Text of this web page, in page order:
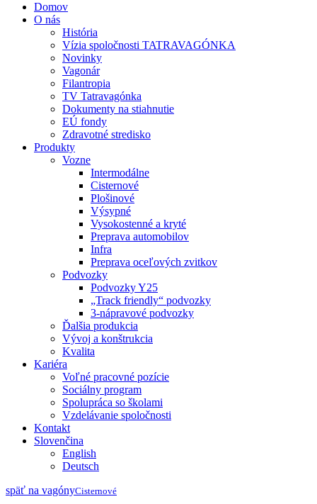
Domov
O nás
História
Vízia spoločnosti TATRAVAGÓNKA
Novinky
Vagonár
Filantropia
TV Tatravagónka
Dokumenty na stiahnutie
EÚ fondy
Zdravotné stredisko
Produkty
Vozne
Intermodálne
Cisternové
Plošinové
Výsypné
Vysokostenné a kryté
Preprava automobilov
Infra
Preprava oceľových zvitkov
Podvozky
Podvozky Y25
„Track friendly“ podvozky
3-nápravové podvozky
Ďalšia produkcia
Vývoj a konštrukcia
Kvalita
Kariéra
Voľné pracovné pozície
Sociálny program
Spolupráca so školami
Vzdelávanie spoločnosti
Kontakt
Slovenčina
English
Deutsch
späť na vagónyCisternové